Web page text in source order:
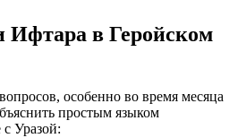
Ифтара в Геройском
особенно во время месяца
простым языком
с Уразой: